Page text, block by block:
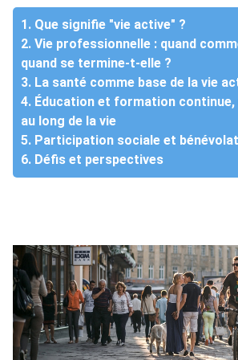
1. Que signifie "vie active" ?
2. Vie professionnelle : quand
quand se termine-t-elle ?
3. La santé comme base de la vie
4. Éducation et formation
au long de la vie
5. Participation sociale et bénévolat
6. Défis et perspectives